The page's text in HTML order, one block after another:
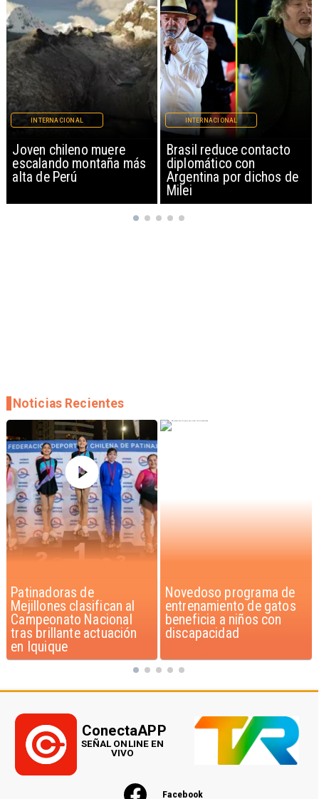
Brasil reduce contacto
diplomático con
Argentina por dichos de
INTERNACIONAL
China restringe
exportación de drones a
EEUU y sanciona
empresas
INTERNACIONAL
Novedoso programa de
entrenamiento de gatos
beneficia a niños con
discapacidad
Alarmante hábito en
jóvenes de 13 a 15 años
según encuesta del
Minsal
Noticias Recientes
Facebook
ConectaAPP
SEÑAL ONLINE EN
VIVO